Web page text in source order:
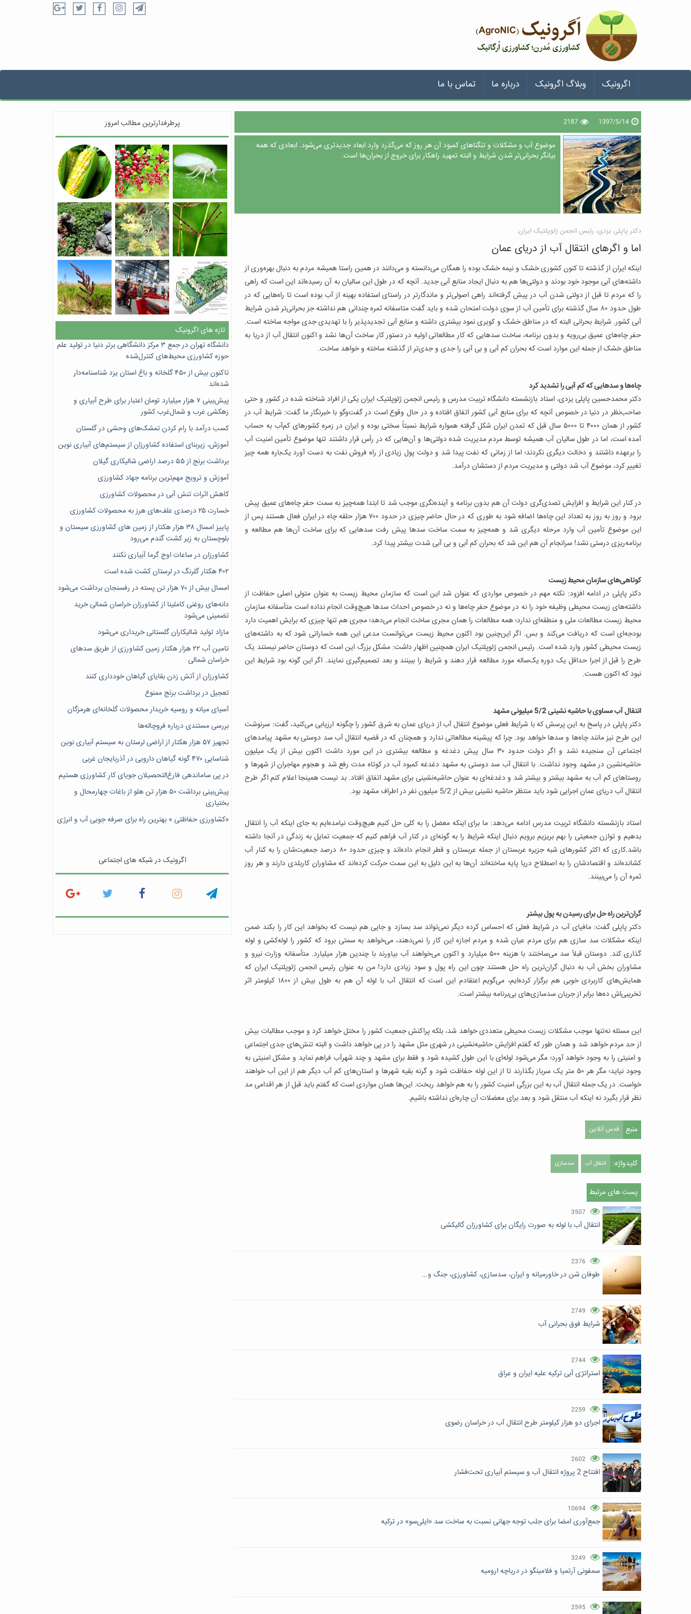
اگرونیک وبلاگ اگرونیک درباره ما تماس با ما
1397/5/14
2187
موضوع آب و مشکلات و تنگناهای کمبود آن هر روز که می‌گذرد وارد ابعاد جدیدتری می‌شود. ابعادی که همه
بیانگر بحرانی‌تر شدن شرایط و البته تمهید راهکار برای خروج از بحران‌ها است.
دکتر پاپلی یزدی، رئیس انجمن ژئوپلتیک ایران:
اما و اگرهای انتقال آب از دریای عمان
اینکه ایران از گذشته تا کنون کشوری خشک و نیمه خشک بوده را همگان می‌دانسته و می‌دانند در همین راستا همیشه مردم به دنبال بهره‌وری از
داشته‌های آبی موجود خود بودند و دولتی‌ها هم به دنبال ایجاد منابع آبی جدید. آنچه که در طول این سالیان به آن رسیده‌اند این است که راهی
را که مردم تا قبل از دولتی شدن آب در پیش گرفته‌اند راهی اصولی‌تر و ماندگارتر در راستای استفاده بهینه از آب بوده است تا راه‌هایی که در
طول حدود ۸۰ سال گذشته برای تأمین آب از سوی دولت امتحان شده و باید گفت متاسفانه ثمره چندانی هم نداشته جز بحرانی‌تر شدن شرایط
آبی کشور. شرایط بحرانی البته که در مناطق خشک و کویری نمود بیشتری داشته و منابع آبی تجدیدپذیر را با تهدیدی جدی مواجه ساخته است.
حفر چاه‌های عمیق بی‌رویه و بدون برنامه، ساخت سدهایی که کار مطالعاتی اولیه در دستور کار ساخت آن‌ها نشد و اکنون انتقال آب از دریا به
مناطق خشک از جمله این موارد است که بحران کم آبی و بی آبی را جدی و جدی‌تر از گذشته ساخته و خواهد ساخت.
چاه‌ها و سدهایی که کم آبی را تشدید کرد
دکتر محمدحسین پاپلی یزدی، استاد بازنشسته دانشگاه تربیت مدرس و رئیس انجمن ژئوپلتیک ایران یکی از افراد شناخته شده در کشور و حتی
صاحب‌نظر در دنیا در خصوص آنچه که برای منابع آبی کشور اتفاق افتاده و در حال وقوع است در گفت‌وگو با خبرنگار ما گفت: شرایط آب در
کشور از همان ۴۰۰۰ تا ۵۰۰۰ سال قبل که تمدن ایران شکل گرفته همواره شرایط نسبتاً سختی بوده و ایران در زمره کشورهای کم‌آب به حساب
آمده است، اما در طول سالیان آب همیشه توسط مردم مدیریت شده دولتی‌ها و آن‌هایی که در رأس قرار داشتند تنها موضوع تأمین امنیت آب
را برعهده داشتند و دخالت دیگری نکردند؛ اما از زمانی که نفت پیدا شد و دولت پول زیادی از راه فروش نفت به دست آورد یک‌باره همه چیز
تغییر کرد، موضوع آب شد دولتی و مدیریت مردم از دستشان درآمد.
در کنار این شرایط و افزایش تصدی‌گری دولت آن هم بدون برنامه و آینده‌نگری موجب شد تا ابتدا همه‌چیز به سمت حفر چاه‌های عمیق پیش
برود و روز به روز به تعداد این چاه‌ها اضافه شود به طوری که در حال حاضر چیزی در حدود ۷۰۰ هزار حلقه چاه در ایران فعال هستند پس از
این موضوع تأمین آب وارد مرحله دیگری شد و همه‌چیز به سمت ساخت سدها پیش رفت سدهایی که برای ساخت آن‌ها هم مطالعه و
برنامه‌ریزی درستی نشد! سرانجام آن هم این شد که بحران کم آبی و بی آبی شدت بیشتر پیدا کرد.
کوتاهی‌های سازمان محیط زیست
دکتر پاپلی در ادامه افزود: نکته مهم در خصوص مواردی که عنوان شد این است که سازمان محیط زیست به عنوان متولی اصلی حفاظت از
داشته‌های زیست محیطی وظیفه خود را نه در موضوع حفر چاه‌ها و نه در خصوص احداث سدها هیچ‌وقت انجام نداده است متأسفانه سازمان
محیط زیست مطالعات ملی و منطقه‌ای ندارد؛ همه مطالعات را همان مجری ساخت انجام می‌دهد؛ مجری هم تنها چیزی که برایش اهمیت دارد
بودجه‌ای است که دریافت می‌کند و بس. اگر این‌چنین بود اکنون محیط زیست می‌توانست مدعی این همه خساراتی شود که به داشته‌های
زیست محیطی کشور وارد شده است. رئیس انجمن ژئوپلتیک ایران همچنین اظهار داشت: مشکل بزرگ این است که دوستان حاضر نیستند یک
طرح را قبل از اجرا حداقل یک دوره یک‌ساله مورد مطالعه قرار دهند و شرایط را ببینند و بعد تصمیم‌گیری نمایند. اگر این گونه بود شرایط این
نبود که اکنون هست.
انتقال آب مساوی با حاشیه نشینی 5/2 میلیونی مشهد
دکتر پاپلی در پاسخ به این پرسش که با شرایط فعلی موضوع انتقال آب از دریای عمان به شرق کشور را چگونه ارزیابی می‌کنید، گفت: سرنوشت
این طرح نیز مانند چاه‌ها و سدها خواهد بود. چرا که پیشینه مطالعاتی ندارد و همچنان که در قضیه انتقال آب سد دوستی به مشهد پیامدهای
اجتماعی آن سنجیده نشد و اگر دولت حدود ۳۰ سال پیش دغدغه و مطالعه بیشتری در این مورد داشت اکنون بیش از یک میلیون
حاشیه‌نشین در مشهد وجود نداشت. با انتقال آب سد دوستی به مشهد دغدغه کمبود آب در کوتاه مدت رفع شد و هجوم مهاجران از شهرها و
روستاهای کم آب به مشهد بیشتر و بیشتر شد و دغدغه‌ای به عنوان حاشیه‌نشینی برای مشهد اتفاق افتاد. بد نیست همینجا اعلام کنم اگر طرح
انتقال آب دریای عمان اجرایی شود باید منتظر حاشیه نشینی بیش از 5/2 میلیون نفر در اطراف مشهد بود.
استاد بازنشسته دانشگاه تربیت مدرس ادامه می‌دهد: ما برای اینکه معضل را به کلی حل کنیم هیچ‌وقت نیامده‌ایم به جای اینکه آب را انتقال
بدهیم و توازن جمعیتی را بهم بریزیم برویم دنبال اینکه شرایط را به گونه‌ای در کنار آب فراهم کنیم که جمعیت تمایل به زندگی در آنجا داشته
باشد.کاری که اکثر کشورهای شبه جزیره عربستان از جمله عربستان و قطر انجام داده‌اند و چیزی حدود ۸۰ درصد جمعیت‌شان را به کنار آب
کشانده‌اند و اقتصادشان را به اصطلاح دریا پایه ساخته‌اند آن‌ها به این دلیل به این سمت حرکت کرده‌اند که مشاوران کاربلدی دارند و هر روز
ثمره آن را می‌بینند.
گران‌ترین راه حل برای رسیدن به پول بیشتر
دکتر پاپلی گفت: مافیای آب در شرایط فعلی که احساس کرده دیگر نمی‌تواند سد بسازد و جایی هم نیست که بخواهد این کار را بکند ضمن
اینکه مشکلات سد سازی هم برای مردم عیان شده و مردم اجازه این کار را نمی‌دهند، می‌خواهد به سمتی برود که کشور را لوله‌کشی و لوله
گذاری کند. دوستان قبلاً سد می‌ساختند با هزینه ۵۰۰ میلیارد و اکنون می‌خواهند آب بیاورند با چندین هزار میلیارد. متأسفانه وزارت نیرو و
مشاوران بخش آب به دنبال گران‌ترین راه حل هستند چون این راه پول و سود زیادی دارد! من به عنوان رئیس انجمن ژئوپلتیک ایران که
همایش‌های کاربردی خوبی هم برگزار کرده‌ایم، می‌گویم اعتقادم این است که انتقال آب با لوله آن هم به طول بیش از ۱۸۰۰ کیلومتر اثر
تخریبی‌اش ده‌ها برابر از جریان سدسازی‌های بی‌برنامه بیشتر است.
این مسئله‌ نه‌تنها موجب مشکلات زیست محیطی متعددی خواهد شد، بلکه پراکنش جمعیت کشور را مختل خواهد کرد و موجب مطالبات بیش
از حد مردم خواهد شد و همان طور که گفتم افزایش حاشیه‌نشینی در شهری مثل مشهد را در پی خواهد داشت و البته تنش‌های جدی اجتماعی
و امنیتی را به وجود خواهد آورد؛ مگر می‌شود لوله‌ای با این طول کشیده شود و فقط برای مشهد و چند شهرآب فراهم نماید و مشکل امنیتی به
وجود نیاید؛ مگر هر ۵۰ متر یک سرباز بگذارند تا از این لوله حفاظت شود و گرنه بقیه شهرها و استان‌های کم آب دیگر هم از این آب خواهند
خواست. در یک جمله انتقال آب به این بزرگی امنیت کشور را به هم خواهد ریخت. این‌ها همان مواردی است که گفتم باید قبل از هر اقدامی مد
نظر قرار بگیرد نه اینکه آب منتقل شود و بعد برای معضلات آن چاره‌ای نداشته باشیم.
منبع قدس آنلاین
کلیدواژه: انتقال آب سدسازی
پست های مرتبط
3507
انتقال آب با لوله به صورت رایگان برای کشاورزان گالیکشی
2376
طوفان شن در خاورمیانه و ایران، سدسازی، کشاورزی، جنگ و...
2749
شرایط فوق بحرانی آب
2744
استراتژی آبی تركیه علیه ایران و عراق
2259
اجرای دو هزار کیلومتر طرح انتقال آب در خراسان رضوی
2602
افتتاح 2 پروژه انتقال آب و سیستم آبیاری تحت‌فشار
10694
جمع‌آوری امضا برای جلب توجه جهانی نسبت به ساخت سد «ایلی‌سو» در ترکیه
3249
سمفونی آرتمیا و فلامینگو در دریاچه ارومیه
2595
پرطرفدارترین مطالب امروز
تازه های اگرونیک
دانشگاه تهران در جمع ۳ مرکز دانشگاهی برتر دنیا در تولید علم
حوزه کشاورزی محیط‌های کنترل‌شده
تاکنون بیش از ۴۵۰ گلخانه و باغ استان یزد شناسنامه‌دار
شده‌اند
پیش‌بینی ۷‌ هزار میلیارد تومان اعتبار برای طرح آبیاری و
زهکشی غرب و شمال‌غرب کشور
کسب درآمد با رام کردن تمشک‌های وحشی در گلستان
آموزش، زیربنای استفاده کشاورزان از سیستم‌های آبیاری نوین
برداشت برنج از ۵۵ درصد اراضی شالیکاری گیلان
آموزش و ترویج مهم‌ترین برنامه جهاد کشاورزی
کاهش اثرات تنش آبی در محصولات کشاورزی
خسارت ۲۵ درصدی علف‌های هرز به محصولات کشاورزی
پاییز امسال ۳۸ هزار هکتار از زمین های کشاورزی سیستان و
بلوچستان به زیر کشت گندم می‌رود
کشاورزان در ساعات اوج گرما آبیاری نکنند
۴۰۲ هکتار گلرنگ در لرستان کشت شده است
امسال بیش از ۷۰ هزار تن پسته در رفسنجان برداشت می‌شود
دانه‌های روغنی کاملینا از کشاورزان خراسان شمالی خرید
تضمینی می‌شود
مازاد تولید شالیکاران گلستانی خریداری می‌شود
تامین آب ۲۲ هزار هکتار زمین کشاورزی از طریق سدهای
خراسان شمالی
کشاورزان از آتش زدن بقایای گیاهان خودداری کنند
تعجیل در برداشت برنج ممنوع
آسیای میانه و روسیه خریدار محصولات گلخانه‌ای هرمزگان
بررسی مستندی درباره فروچاله‌ها
تجهیز ۵۷ هزار هکتار از اراضی لرستان به سیستم آبیاری نوین
شناسایی ۴۷٠ گونه گیاهان دارویی در آذربایجان غربی
در پی ساماندهی فارغ‌التحصیلان جویای کارِ کشاورزی هستیم
پیش‎‌بینی برداشت ۵۰ هزار تن هلو از باغات چهارمحال و
بختیاری
«کشاورزی حفاظتی » بهترین راه برای صرفه جویی آب و انرژی
اگرونیک در شبکه های اجتماعی